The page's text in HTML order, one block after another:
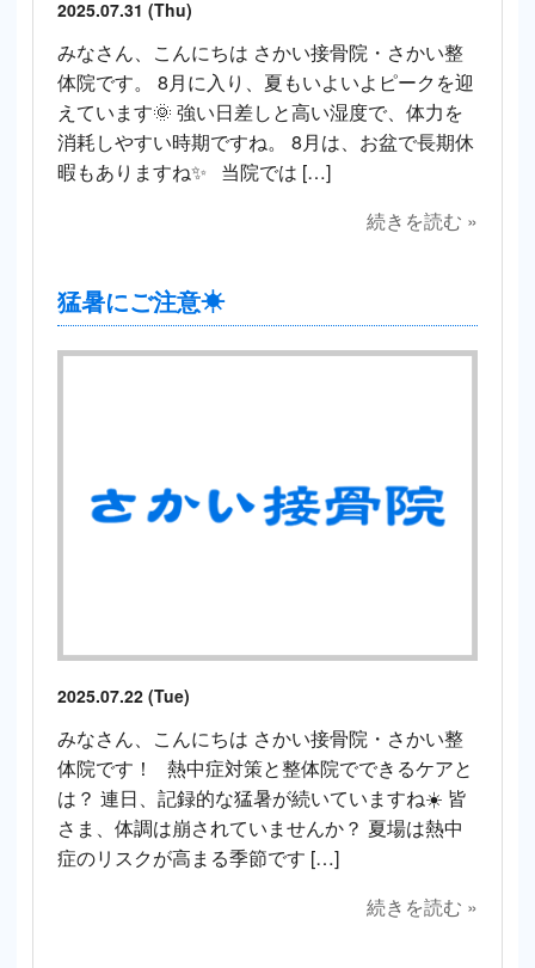
2025.07.31 (Thu)
みなさん、こんにちは さかい接骨院・さかい整
体院です。 8月に入り、夏もいよいよピークを迎
えています🌞 強い日差しと高い湿度で、体力を
消耗しやすい時期ですね。 8月は、お盆で長期休
暇もありますね✨ 当院では […]
続きを読む »
猛暑にご注意☀
2025.07.22 (Tue)
みなさん、こんにちは さかい接骨院・さかい整
体院です！ 熱中症対策と整体院でできるケアと
は？ 連日、記録的な猛暑が続いていますね☀️ 皆
さま、体調は崩されていませんか？ 夏場は熱中
症のリスクが高まる季節です […]
続きを読む »